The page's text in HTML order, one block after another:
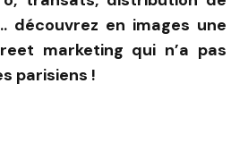
découvrez en images une
marketing qui n’a pas
parisiens !